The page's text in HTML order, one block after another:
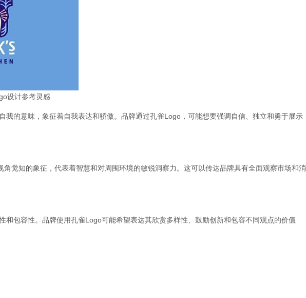
设计参考灵感
我的意味，象征着自我表达和骄傲。品牌通过孔雀Logo，可能想要强调自信、独立和勇于展示
角觉知的象征，代表着智慧和对周围环境的敏锐洞察力。这可以传达品牌具有全面观察市场和消
和包容性。品牌使用孔雀Logo可能希望表达其欣赏多样性、鼓励创新和包容不同观点的价值